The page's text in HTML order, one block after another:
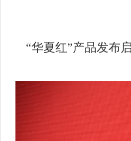
“华夏红”产品发布